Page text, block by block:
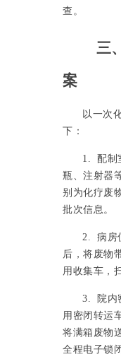
查。
三
案
以一次
下：
1. 配制
瓶、注射器
别为化疗废
批次信息。
2. 病房
后，将废物
用收集车，
3. 院内
用密闭转运
将满箱废物
全程电子锁